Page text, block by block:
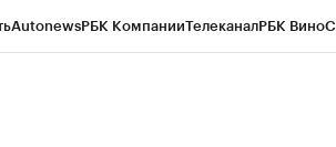
AutonewsРБК КомпанииТелеканалРБК Вино